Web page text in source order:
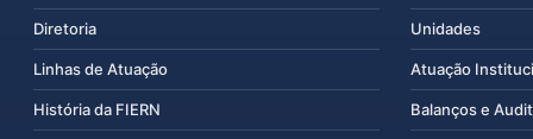
Diretoria
Linhas de Atuação
História da FIERN
Unidades
Atuação
Balanços e